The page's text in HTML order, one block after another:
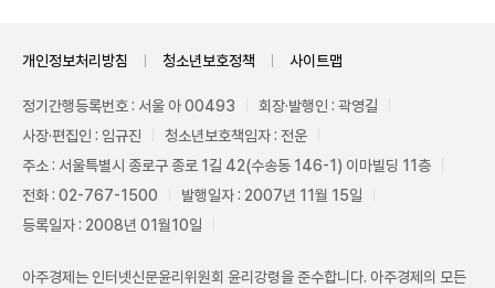
개인정보처리방침 청소년보호정책 사이트맵
정기간행등록번호 : 서울 아 00493
회장·발행인 : 곽영길
사장·편집인 : 임규진
청소년보호책임자 : 전운
주소 : 서울특별시 종로구 종로 1길 42(수송동 146-1) 이마빌딩 11층
전화 : 02-767-1500
발행일자 : 2007년 11월 15일
등록일자 : 2008년 01월10일
아주경제는 인터넷신문윤리위원회 윤리강령을 준수합니다. 아주경제의 모든